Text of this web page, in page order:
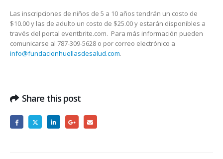
Las inscripciones de niños de 5 a 10 años tendrán un costo de
$10.00 y las de adulto un costo de $25.00 y estarán disponibles a
través del portal eventbrite.com. Para más información pueden
comunicarse al 787-309-5628 o por correo electrónico a
info@fundacionhuellasdesalud.com.
Share this post